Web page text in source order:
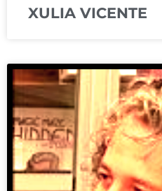
XULIA VICENTE